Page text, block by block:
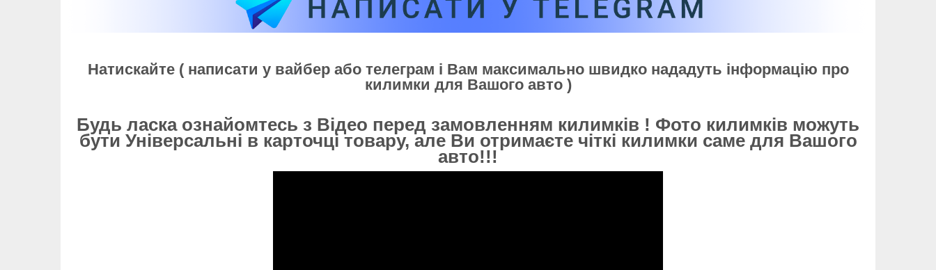
Натискайте ( написати у вайбер або телеграм і Вам максимально швидко нададуть інформацію про
килимки для Вашого авто )
Будь ласка ознайомтесь з Відео перед замовленням килимків ! Фото килимків можуть
бути Універсальні в карточці товару, але Ви отримаєте чіткі килимки саме для Вашого
авто!!!